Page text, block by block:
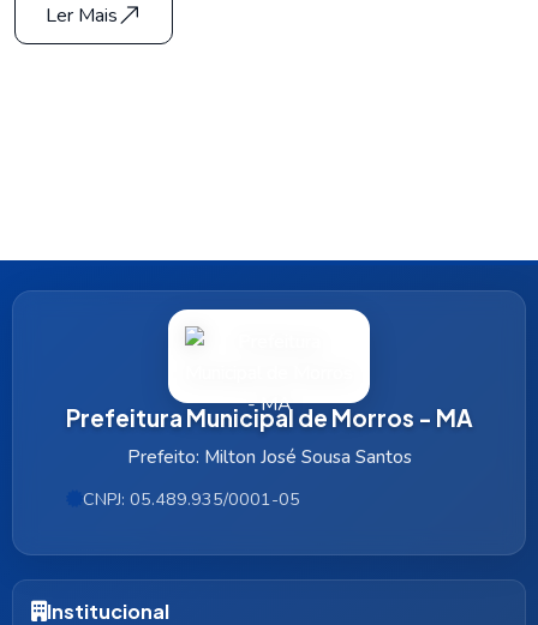
Ler Mais
Prefeitura Municipal de Morros - MA
Prefeito: Milton José Sousa Santos
CNPJ: 05.489.935/0001-05
Institucional